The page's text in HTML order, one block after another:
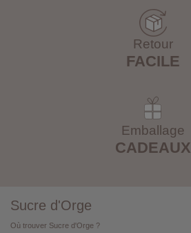
Retour
FACILE
Emballage
CADEAUX
Sucre d'Orge
Où trouver Sucre d'Orge ?